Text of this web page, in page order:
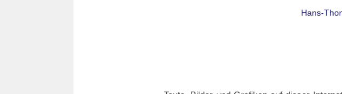
Hans-